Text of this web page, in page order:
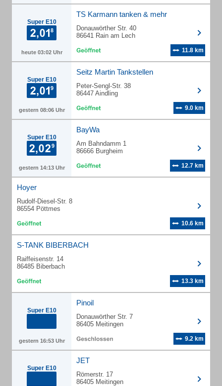
Super E10
heute 03:02 Uhr
TS Karmann tanken & mehr
Donauwörther Str. 40
86641 Rain am Lech
11.8 km
Super E10
gestern 08:06 Uhr
Seitz Martin Tankstellen
Peter-Sengl-Str. 38
86447 Aindling
9.0 km
Super E10
gestern 14:13 Uhr
BayWa
Am Bahndamm 1
86666 Burgheim
12.7 km
Hoyer
Rudolf-Diesel-Str. 8
86554 Pöttmes
10.6 km
S-TANK BIBERBACH
Raiffeisenstr. 14
86485 Biberbach
13.3 km
Super E10
gestern 16:53 Uhr
Pinoil
Donauwörther Str. 7
86405 Meitingen
9.2 km
Super E10
JET
Römerstr. 17
86405 Meitingen